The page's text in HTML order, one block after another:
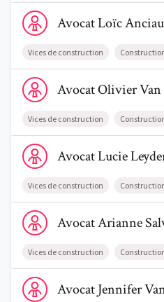
Voir le profil de AvocatLoïc
AvocatLoïc
Vices de construction
Voir le profil de AvocatOlivier
AvocatOlivierVan
Vices de construction
Voir le profil de AvocatLucie
AvocatLucie
Vices de construction
Voir le profil de AvocatArianne
AvocatArianne
Vices de construction
Voir le profil de AvocatJennifer
AvocatJennifer